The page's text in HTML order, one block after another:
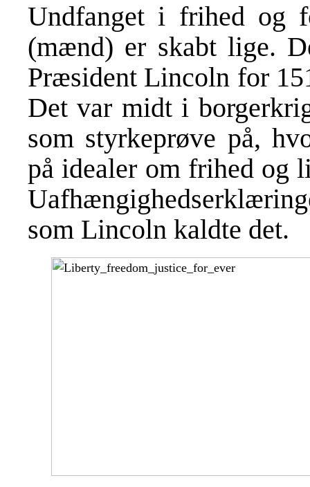
Undfanget i frihed og
(mænd) er skabt lige.
Præsident Lincoln for
Det var midt i
som styrkeprøve på,
på idealer om frihed og
som Lincoln kaldte det.